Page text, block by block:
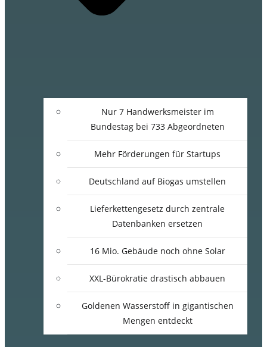
Nur 7 Handwerksmeister im
Bundestag bei 733 Abgeordneten
Mehr Förderungen für Startups
Deutschland auf Biogas umstellen
Lieferkettengesetz durch zentrale
Datenbanken ersetzen
16 Mio. Gebäude noch ohne Solar
XXL-Bürokratie drastisch abbauen
Goldenen Wasserstoff in gigantischen
Mengen entdeckt